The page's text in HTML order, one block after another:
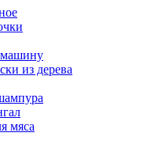
из дерева
мяса